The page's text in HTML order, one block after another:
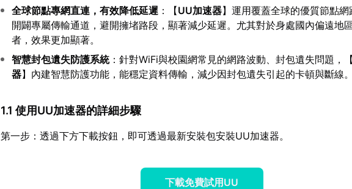
全球節點專網直連，有效降低延遲 ：【UU加速器】運用覆蓋全球的優質節點
開闢專屬傳輸通道，避開擁堵路段，顯著減少延遲。尤其對於身處國內偏遠地
者，效果更加顯著。
智慧封包遺失防護系統：針對WiFi與校園網常見的網路波動、封包遺失問題，
器】內建智慧防護功能，能穩定資料傳輸，減少因封包遺失引起的卡頓與斷線
1.1 使用UU加速器的詳細步驟
第一步：透過下方下載按鈕，即可透過最新安裝包安裝UU加速器。
下載免費試用UU